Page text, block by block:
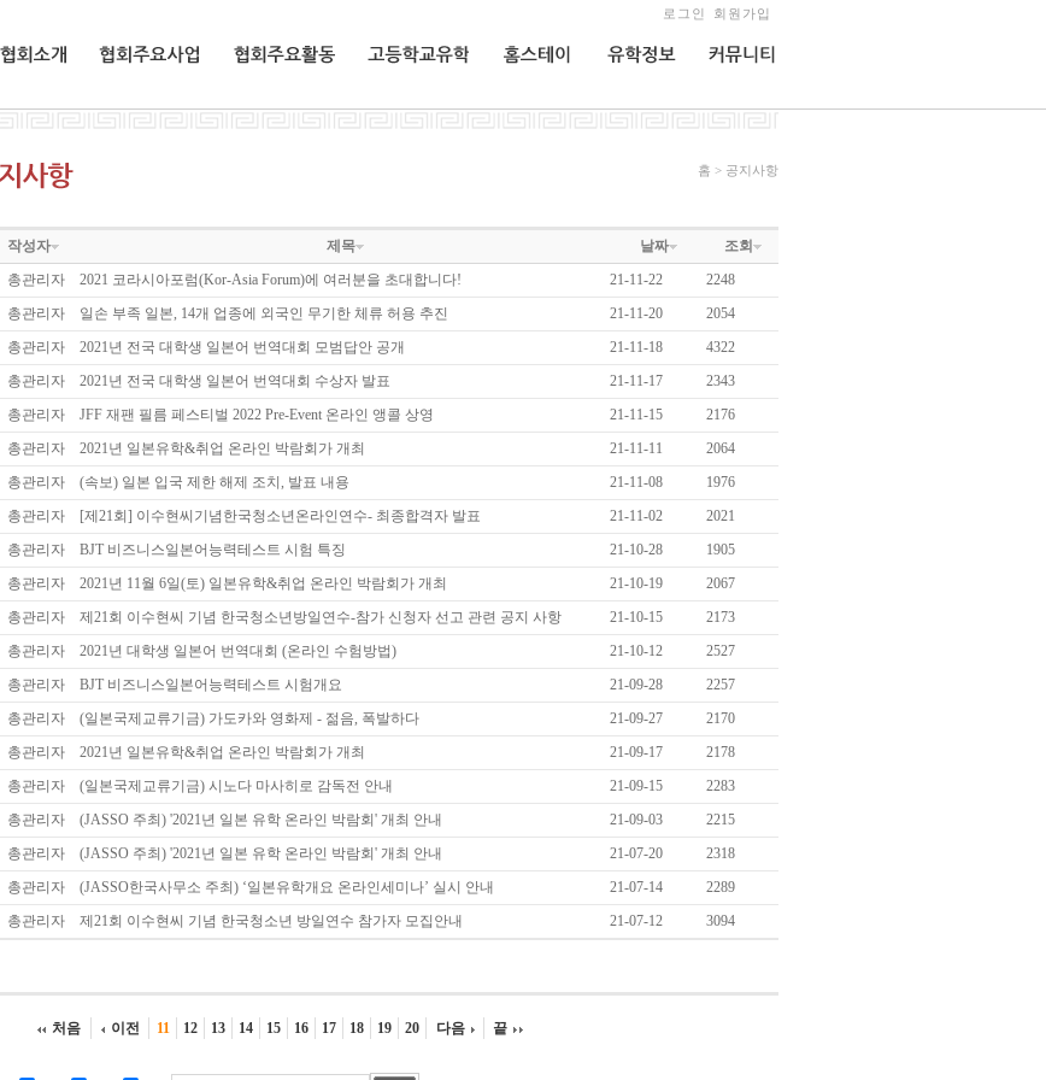
로그인 회원가입
홈 > 공지사항
작성자 제목 날짜
조회
총관리자 2021 코라시아포럼(Kor-Asia Forum)에 여러분을 초대합니다! 21-11-22
2248
총관리자 일손 부족 일본, 14개 업종에 외국인 무기한 체류 허용 추진 21-11-20
2054
총관리자 2021년 전국 대학생 일본어 번역대회 모범답안 공개 21-11-18
4322
총관리자 2021년 전국 대학생 일본어 번역대회 수상자 발표 21-11-17
2343
총관리자 JFF 재팬 필름 페스티벌 2022 Pre-Event 온라인 앵콜 상영 21-11-15
2176
총관리자 2021년 일본유학&취업 온라인 박람회가 개최 21-11-11
2064
총관리자 (속보) 일본 입국 제한 해제 조치, 발표 내용 21-11-08
1976
총관리자 [제21회] 이수현씨기념한국청소년온라인연수- 최종합격자 발표 21-11-02
2021
총관리자 BJT 비즈니스일본어능력테스트 시험 특징 21-10-28
1905
총관리자 2021년 11월 6일(토) 일본유학&취업 온라인 박람회가 개최 21-10-19
2067
총관리자 제21회 이수현씨 기념 한국청소년방일연수-참가 신청자 선고 관련 공지 사항 21-10-15
2173
총관리자 2021년 대학생 일본어 번역대회 (온라인 수험방법) 21-10-12
2527
총관리자 BJT 비즈니스일본어능력테스트 시험개요 21-09-28
2257
총관리자 (일본국제교류기금) 가도카와 영화제 - 젊음, 폭발하다 21-09-27
2170
총관리자 2021년 일본유학&취업 온라인 박람회가 개최 21-09-17
2178
총관리자 (일본국제교류기금) 시노다 마사히로 감독전 안내 21-09-15
2283
총관리자 (JASSO 주최) '2021년 일본 유학 온라인 박람회' 개최 안내 21-09-03
2215
총관리자 (JASSO 주최) '2021년 일본 유학 온라인 박람회' 개최 안내 21-07-20
2318
총관리자 (JASSO한국사무소 주최) ‘일본유학개요 온라인세미나’ 실시 안내 21-07-14
2289
총관리자 제21회 이수현씨 기념 한국청소년 방일연수 참가자 모집안내 21-07-12 3094
처음 이전 11 12 13 14 15 16 17 18 19 20 다음 끝